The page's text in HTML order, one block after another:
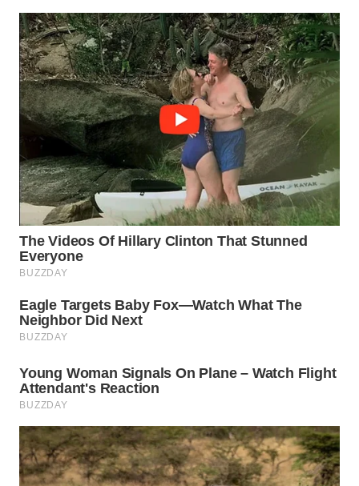
WN
DAIRI
WN
DANAU
TOBA
WN
NIAS
WN
LANGKAT
TAPANULI
SELATAN
TANJUNG
LESUNG
WN
KARO